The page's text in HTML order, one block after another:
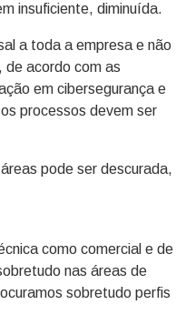
insuficiente, diminuída.
a toda a empresa e não
acordo com as
em cibersegurança e
processos devem ser
pode ser descurada,
como comercial e de
nas áreas de
sobretudo perfis